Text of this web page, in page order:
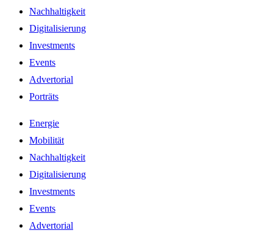
Nachhaltigkeit
Digitalisierung
Investments
Events
Advertorial
Porträts
Energie
Mobilität
Nachhaltigkeit
Digitalisierung
Investments
Events
Advertorial